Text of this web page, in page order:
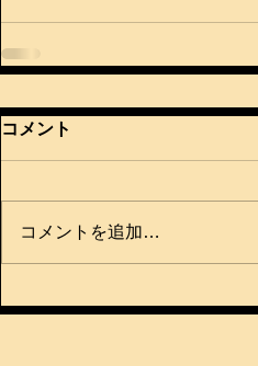
コメント
コメントを追加…